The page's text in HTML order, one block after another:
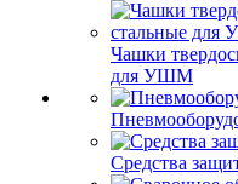
Чашки
для УШМ
Средства